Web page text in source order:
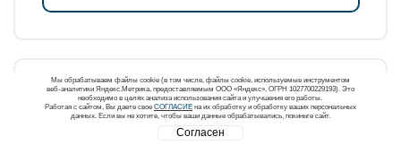
Мы обрабатываем файлы cookie (в том числе, файлы cookie, используемые инструментом
веб-аналитики Яндекс.Метрика, предоставляемым ООО «Яндекс», ОГРН 1027700229193). Это
необходимо в целях анализа использования сайта и улучшения его работы.
Работая с сайтом, Вы даете свое СОГЛАСИЕна их обработку и обработку ваших персональных
данных. Если вы не хотите, чтобы ваши данные обрабатывались, покиньте сайт.